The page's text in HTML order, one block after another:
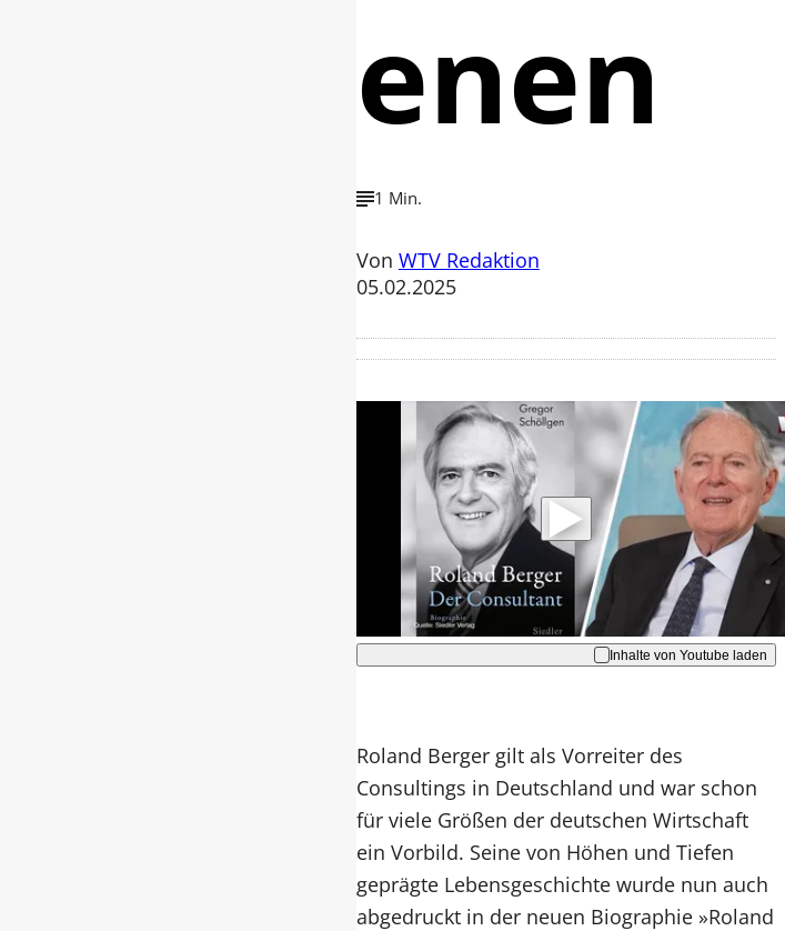
enen
1 Min.
Von WTV Redaktion
05.02.2025
Mit der Wiedergabe dieses Videos
werden Daten an Youtube übertragen.
Hinweise dazu erhalten Sie in der
Datenschutzerklärung
Akzeptieren
Inhalte von Youtube laden
Roland Berger gilt als Vorreiter des
Consultings in Deutschland und war schon
für viele Größen der deutschen Wirtschaft
ein Vorbild. Seine von Höhen und Tiefen
geprägte Lebensgeschichte wurde nun auch
abgedruckt in der neuen Biographie »Roland